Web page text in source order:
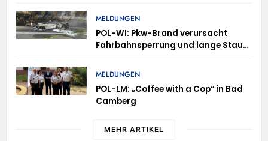
MELDUNGEN
POL-WI: Pkw-Brand verursacht
Fahrbahnsperrung und lange Staus
MELDUNGEN
POL-LM: „Coffee with a Cop“ in Bad
Camberg
MEHR ARTIKEL